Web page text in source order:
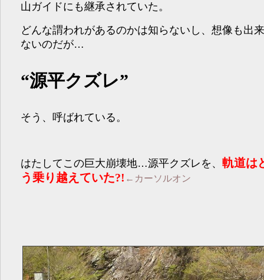
山ガイドにも継承されていた。
どんな謂われがあるのかは知らないし、想像も出
ないのだが…
“源平クズレ”
そう、呼ばれている。
はたしてこの巨大崩壊地…源平クズレを、軌道は
う乗り越えていた?! ←カーソルオン